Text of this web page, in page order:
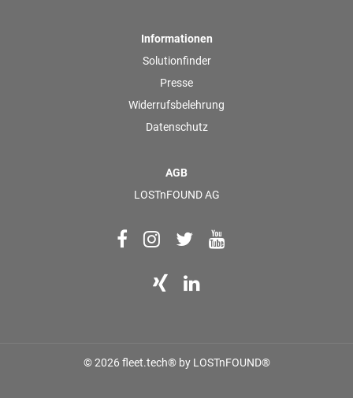
Informationen
Solutionfinder
Presse
Widerrufsbelehrung
Datenschutz
AGB
LOSTnFOUND AG
© 2026 fleet.tech® by LOSTnFOUND®